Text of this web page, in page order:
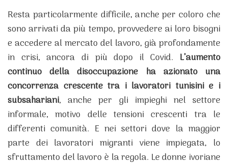
Resta particolarmente difficile, anche per coloro che
sono arrivati da più tempo, provvedere ai loro bisogni
e accedere al mercato del lavoro, già profondamente
in crisi, ancora di più dopo il Covid. L’aumento
continuo della disoccupazione ha azionato una
concorrenza crescente tra i lavoratori tunisini e i
subsahariani, anche per gli impieghi nel settore
informale, motivo delle tensioni crescenti tra le
differenti comunità. E nei settori dove la maggior
parte dei lavoratori migranti viene impiegata, lo
sfruttamento del lavoro è la regola. Le donne ivoriane